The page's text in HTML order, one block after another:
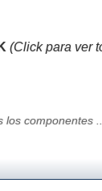
(Click para ver
los componentes ...